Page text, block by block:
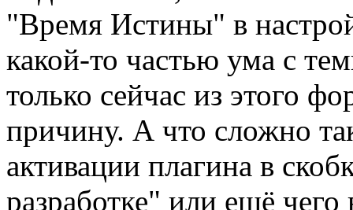
"Время Истины" в
какой-то частью ума с
только сейчас из этого
причину. А что сложно
активации плагина в
разработке" или ещё